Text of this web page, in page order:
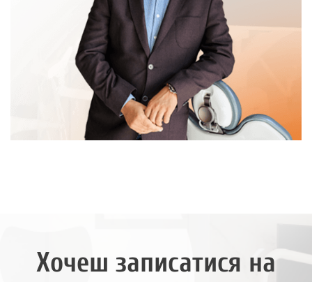
Хочеш записатися на